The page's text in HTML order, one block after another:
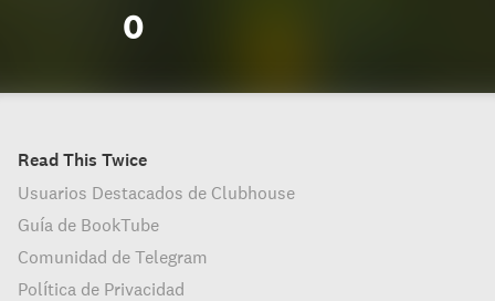
0
Read This Twice
Usuarios Destacados de Clubhouse
Guía de BookTube
Comunidad de Telegram
Política de Privacidad